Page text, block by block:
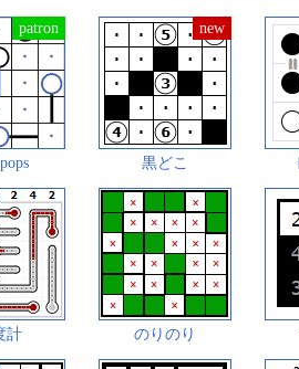
黒どこ
計 のりのり